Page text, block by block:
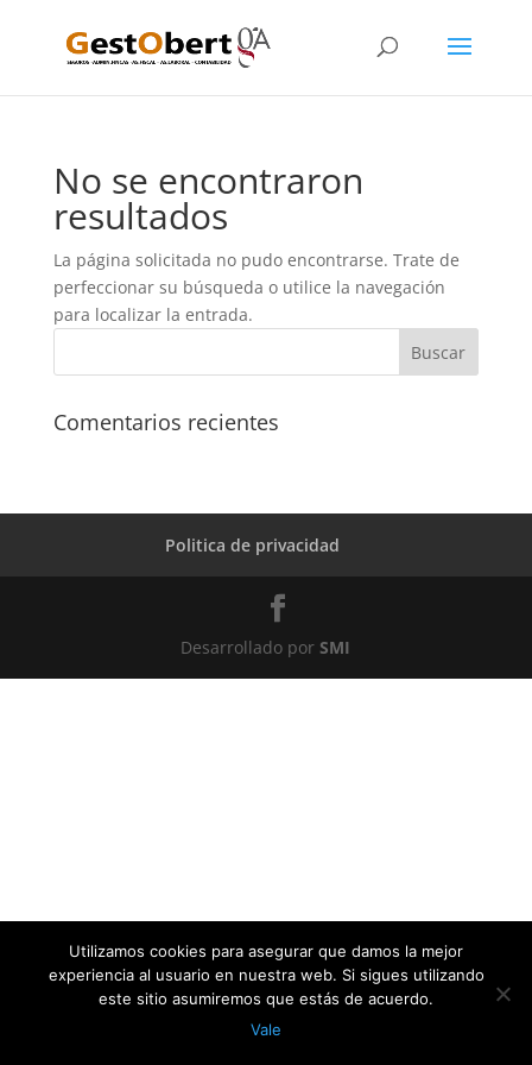
No se encontraron
resultados
La página solicitada no pudo encontrarse. Trate de
perfeccionar su búsqueda o utilice la navegación
para localizar la entrada.
Comentarios recientes
Politica de privacidad
Desarrollado porSMI
Utilizamos cookies para asegurar que damos la mejor
experiencia al usuario en nuestra web. Si sigues utilizando
este sitio asumiremos que estás de acuerdo.
Vale